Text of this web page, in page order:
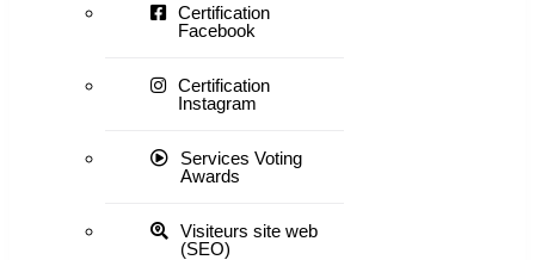
Certification
Facebook
Certification
Instagram
Services Voting
Awards
Visiteurs site web
(SEO)